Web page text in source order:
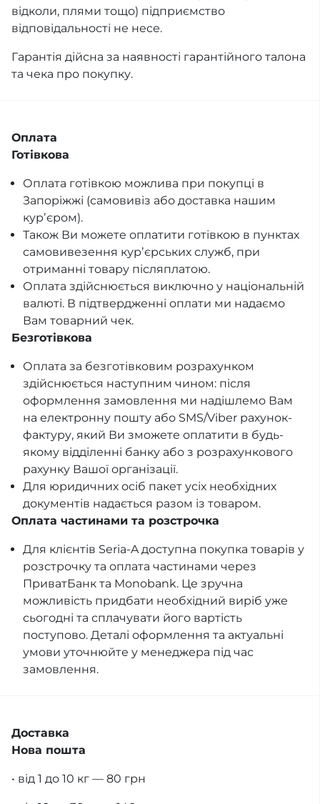
відколи, плями тощо) підприємство
відповідальності не несе.
Гарантія дійсна за наявності гарантійного талона
та чека про покупку.
Оплата
Готівкова
Оплата готівкою можлива при покупці в
Запоріжжі (самовивіз або доставка нашим
курʼєром).
Також Ви можете оплатити готівкою в пунктах
самовивезення курʼєрських служб, при
отриманні товару післяплатою.
Оплата здійснюється виключно у національній
валюті. В підтвердженні оплати ми надаємо
Вам товарний чек.
Безготівкова
Оплата за безготівковим розрахунком
здійснюється наступним чином: після
оформлення замовлення ми надішлемо Вам
на електронну пошту або SMS/Viber рахунок-
фактуру, який Ви зможете оплатити в будь-
якому відділенні банку або з розрахункового
рахунку Вашої організації.
Для юридичних осіб пакет усіх необхідних
документів надається разом із товаром.
Оплата частинами та розстрочка
Для клієнтів Seria-A доступна покупка товарів у
розстрочку та оплата частинами через
ПриватБанк та Monobank. Це зручна
можливість придбати необхідний виріб уже
сьогодні та сплачувати його вартість
поступово. Деталі оформлення та актуальні
умови уточнюйте у менеджера під час
замовлення.
Доставка
Нова пошта
• від 1 до 10 кг — 80 грн